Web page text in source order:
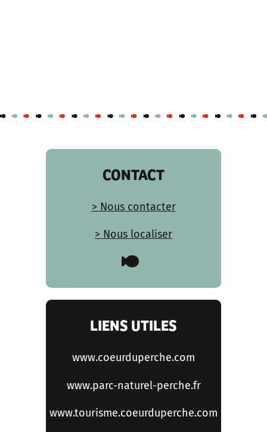
CONTACT
> Nous contacter
> Nous localiser
LIENS UTILES
www.coeurduperche.com
www.parc-naturel-perche.fr
www.tourisme.coeurduperche.com